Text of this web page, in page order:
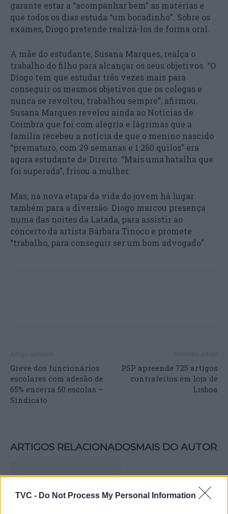
TVC - Do Not Process My Personal Information
garante estar a “acompanhar bem” as matérias e
que todos os dias estuda “um bocadinho”. Sobre os
exames, Diogo pretende realizá-los de forma oral.
A mãe do estudante, Susana Marques, realça o
trabalho do filho para alcançar os seus objetivos. “O
Diogo tem que estudar três vezes mais para
conseguir os mesmos objetivos que os colegas e
nunca se revoltou, trabalhou sempre”, afirmou.
Susana Marques revelou ainda ao Notícias de
Coimbra que foi com alegria e lágrimas que a
família recebeu a notícia de que o menino nascido
“prematuro, com 29 semanas e 1.260 quilos” era
agora estudante de Direito. “Mais uma batalha que
foi superada”, frisou a mulher.
Mas, na nova etapa da vida do jovem há lugar
também para a diversão. Diogo marcou presença
numa das noites da Latada, para assistir ao
concerto da artista Bárbara Tinoco e promete
“trabalho, para conseguir ser um bom advogado”.
Greve dos funcionários
escolares com adesão de
65% encerra 50 escolas –
Sindicato
PSP apreende 725 artigos
contrafeitos em loja de
Lisboa
ARTIGOS RELACIONADOSMAIS DO AUTOR